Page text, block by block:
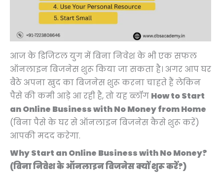
आज के डिजिटल युग में बिना निवेश के भी एक सफल
ऑनलाइन बिजनेस शुरू किया जा सकता है। अगर आप घर
बैठे अपना खुद का बिजनेस शुरू करना चाहते हैं लेकिन
पैसे की कमी आड़े आ रही है, तो यह ब्लॉग How to Start
an Online Business with No Money from Home
(बिना पैसे के घर से ऑनलाइन बिजनेस कैसे शुरू करें)
आपकी मदद करेगा.
Why Start an Online Business with No Money?
(बिना निवेश के ऑनलाइन बिजनेस क्यों शुरू करें?)
r
i
c
e
w
a
s
:
₹
9
9
i
c
e
i
s
:
₹
4
,
9
9
r
i
c
e
w
a
s
:
₹
7
9
i
c
e
i
s
:
₹
5
,
9
r
i
c
e
w
a
s
:
₹
9
9
i
c
e
i
s
:
₹
4
,
9
9
r
i
c
e
w
a
s
:
₹
9
9
i
c
e
i
s
:
₹
4
,
9
9